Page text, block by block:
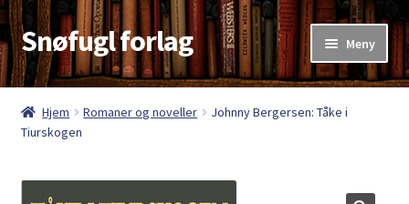
Hopp
til
navigasjon
Hopp
til
innhold
Snøfugl forlag Meny
Hjem
Aktuelt
Antikvariske bøker
Hjem Romaner og noveller
Johnny Bergersen: Tåke i
Tiurskogen